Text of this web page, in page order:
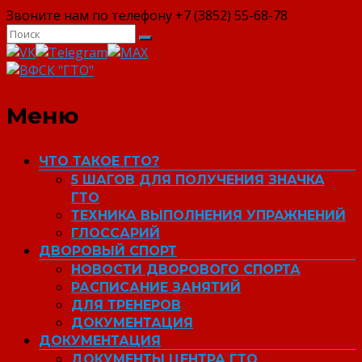
Звоните нам по телефону +7 (3852) 55-68-78
ВФСК "ГТО"
Меню
ЧТО ТАКОЕ ГТО?
5 ШАГОВ ДЛЯ ПОЛУЧЕНИЯ ЗНАЧКА
ГТО
ТЕХНИКА ВЫПОЛНЕНИЯ УПРАЖНЕНИЙ
ГЛОССАРИЙ
ДВОРОВЫЙ СПОРТ
НОВОСТИ ДВОРОВОГО СПОРТА
РАСПИСАНИЕ ЗАНЯТИЙ
ДЛЯ ТРЕНЕРОВ
ДОКУМЕНТАЦИЯ
ДОКУМЕНТАЦИЯ